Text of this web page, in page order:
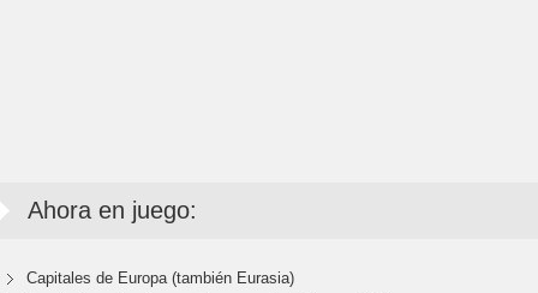
Ahora en juego:
Capitales de Europa (también Eurasia)